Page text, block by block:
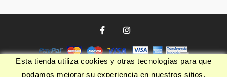
Esta tienda utiliza cookies y otras tecnologías para que
podamos mejorar su experiencia en nuestros sitios.